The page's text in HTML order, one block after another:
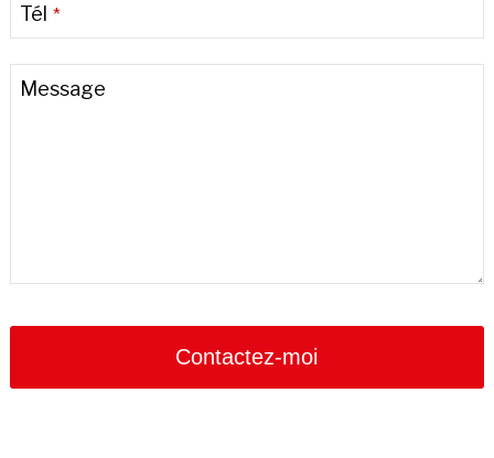
Tél *
Message
Contactez-moi